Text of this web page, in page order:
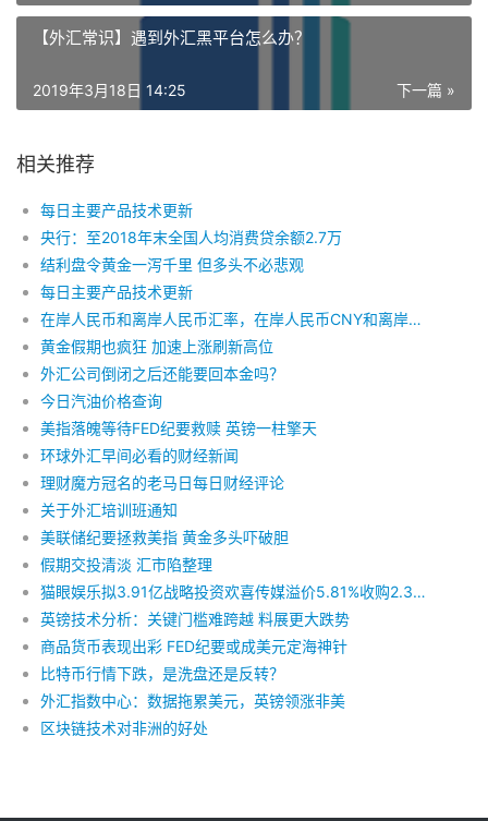
【外汇常识】遇到外汇黑平台怎么办？
下一篇 »
2019年3月18日 14:25
相关推荐
每日主要产品技术更新
央行：至2018年末全国人均消费贷余额2.7万
结利盘令黄金一泻千里 但多头不必悲观
每日主要产品技术更新
在岸人民币和离岸人民币汇率，在岸人民币CNY和离岸人民币CNH的差异从何而来？
黄金假期也疯狂 加速上涨刷新高位
外汇公司倒闭之后还能要回本金吗？
今日汽油价格查询
美指落魄等待FED纪要救赎 英镑一柱擎天
环球外汇早间必看的财经新闻
理财魔方冠名的老马日每日财经评论
关于外汇培训班通知
美联储纪要拯救美指 黄金多头吓破胆
假期交投清淡 汇市陷整理
猫眼娱乐拟3.91亿战略投资欢喜传媒溢价5.81%收购2.366亿股
英镑技术分析：关键门槛难跨越 料展更大跌势
商品货币表现出彩 FED纪要或成美元定海神针
比特币行情下跌，是洗盘还是反转？
外汇指数中心：数据拖累美元，英镑领涨非美
区块链技术对非洲的好处